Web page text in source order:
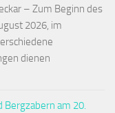
– Zum Beginn des
2026, im
dienen
Bergzabern am 20.